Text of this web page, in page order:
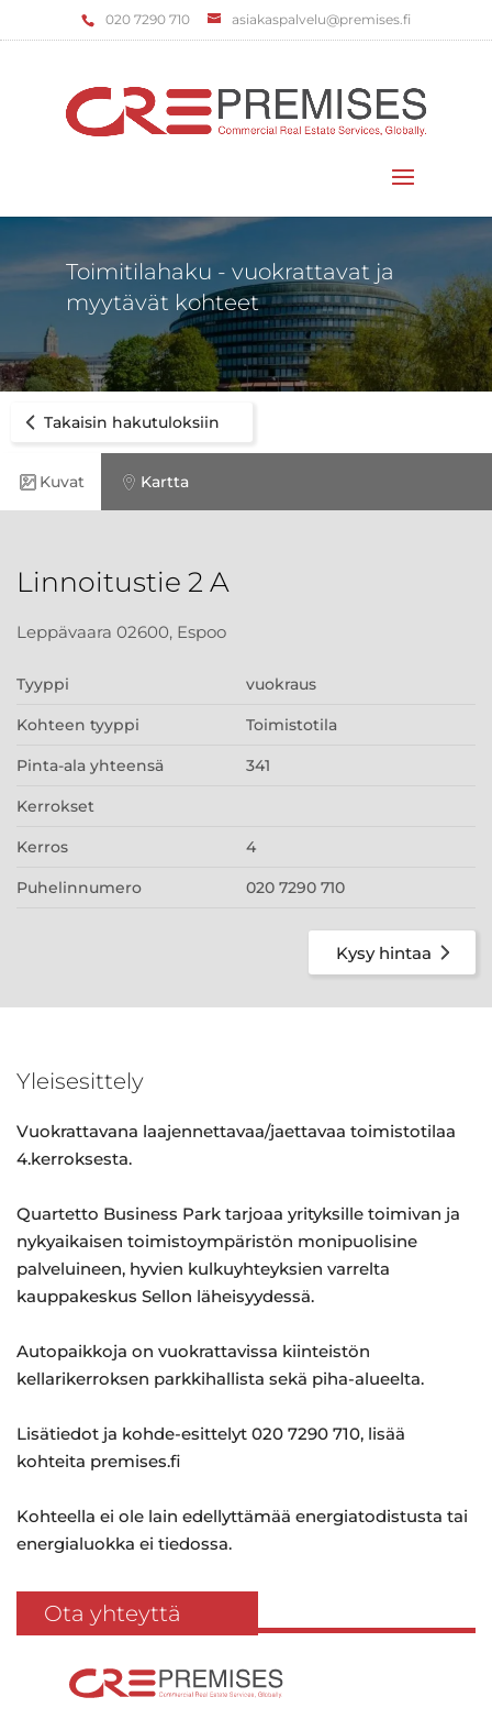
‌020 7290 710 asiakaspalvelu@premises.fi
Toimitilahaku - vuokrattavat ja
myytävät kohteet
Takaisin hakutuloksiin
Kuvat Kartta
Linnoitustie 2 A
Leppävaara 02600, Espoo
Tyyppi vuokraus
Kohteen tyyppi Toimistotila
Pinta-ala yhteensä 341
Kerrokset
Kerros 4
Puhelinnumero 020 7290 710
Kysy hintaa
Yleisesittely
Vuokrattavana laajennettavaa/jaettavaa toimistotilaa
4.kerroksesta.
Quartetto Business Park tarjoaa yrityksille toimivan ja
nykyaikaisen toimistoympäristön monipuolisine
palveluineen, hyvien kulkuyhteyksien varrelta
kauppakeskus Sellon läheisyydessä.
Autopaikkoja on vuokrattavissa kiinteistön
kellarikerroksen parkkihallista sekä piha-alueelta.
Lisätiedot ja kohde-esittelyt 020 7290 710, lisää
kohteita premises.fi
Kohteella ei ole lain edellyttämää energiatodistusta tai
energialuokka ei tiedossa.
Ota yhteyttä